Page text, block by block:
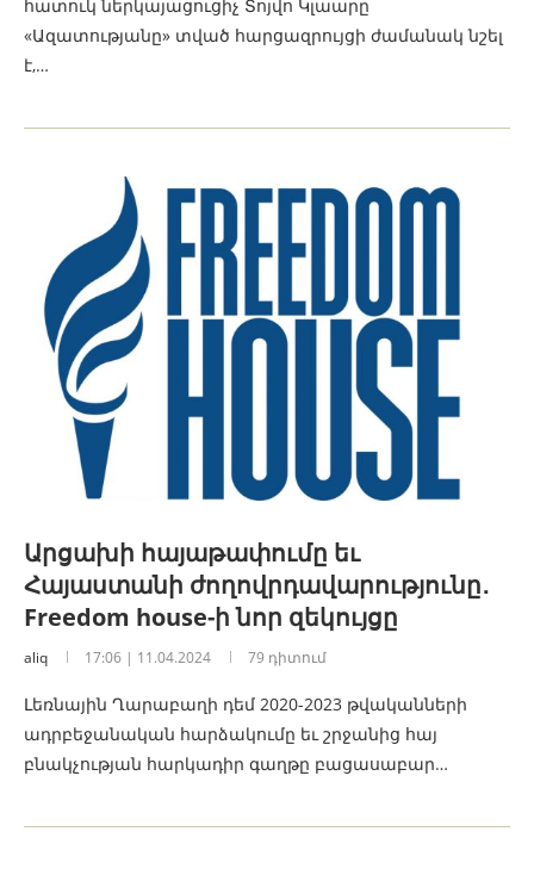
հատուկ ներկայացուցիչ Տոյվո Կլաարը
«Ազատությանը» տված հարցազրույցի ժամանակ նշել
է,…
Արցախի հայաթափումը եւ
Հայաստանի ժողովրդավարությունը․
Freedom house-ի նոր զեկույցը
aliq 17:06 | 11.04.2024 79 դիտում
Լեռնային Ղարաբաղի դեմ 2020-2023 թվականների
ադրբեջանական հարձակումը եւ շրջանից հայ
բնակչության հարկադիր գաղթը բացասաբար…